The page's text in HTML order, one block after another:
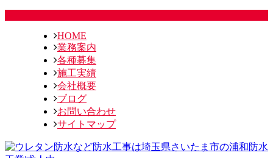
HOME
業務案内
各種募集
施工実績
会社概要
ブログ
お問い合わせ
サイトマップ